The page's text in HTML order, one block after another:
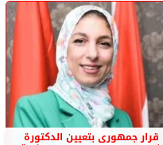
قرار جمهورى بتعيين الدكتورة